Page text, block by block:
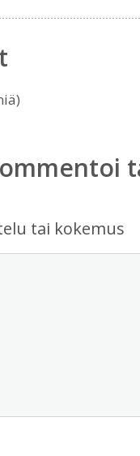
tai kokemus